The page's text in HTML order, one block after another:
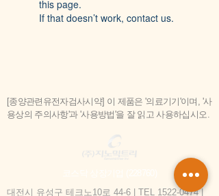
this page.
If that doesn’t work, contact us.
[종양관련유전자검사시약] 이 제품은 '의료기기'이며, '사
용상의 주의사항'과 '사용방법'을 잘 읽고 사용하십시오.
대전시 유성구 테크노10로 44-6 | TEL 1522-0474|